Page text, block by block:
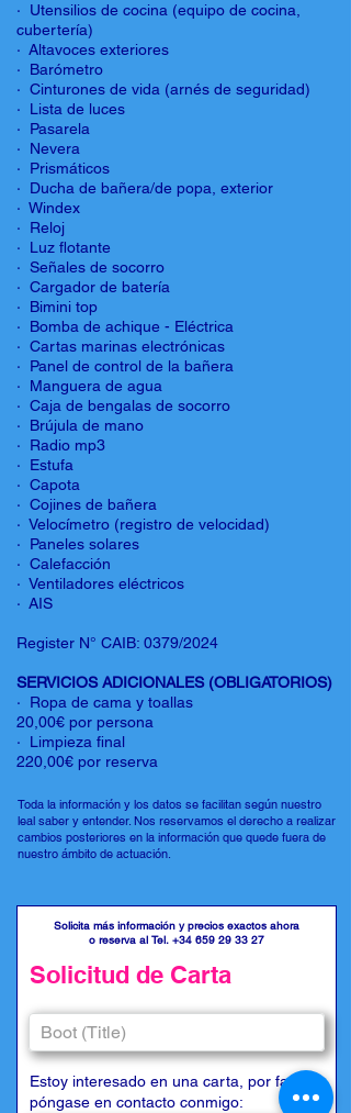
· Utensilios de cocina (equipo de cocina,
cubertería)
· Altavoces exteriores
· Barómetro
· Cinturones de vida (arnés de seguridad)
· Lista de luces
· Pasarela
· Nevera
· Prismáticos
· Ducha de bañera/de popa, exterior
· Windex
· Reloj
· Luz flotante
· Señales de socorro
· Cargador de batería
· Bimini top
· Bomba de achique - Eléctrica
· Cartas marinas electrónicas
· Panel de control de la bañera
· Manguera de agua
· Caja de bengalas de socorro
· Brújula de mano
· Radio mp3
· Estufa
· Capota
· Cojines de bañera
· Velocímetro (registro de velocidad)
· Paneles solares
· Calefacción
· Ventiladores eléctricos
· AIS
Register N° CAIB: 0379/2024
SERVICIOS ADICIONALES (OBLIGATORIOS)
· Ropa de cama y toallas
20,00€ por persona
· Limpieza final
220,00€ por reserva
Toda la información y los datos se facilitan según nuestro
leal saber y entender. Nos reservamos el derecho a realizar
cambios posteriores en la información que quede fuera de
nuestro ámbito de actuación.
Solicita más información y precios exactos ahora
o reserva al Tel. +34 659 29 33 27
Solicitud de Carta
Estoy interesado en una carta, por favor
póngase en contacto conmigo: